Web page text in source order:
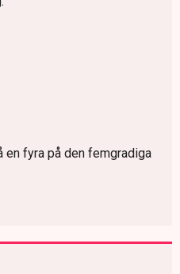
en fyra på den femgradiga